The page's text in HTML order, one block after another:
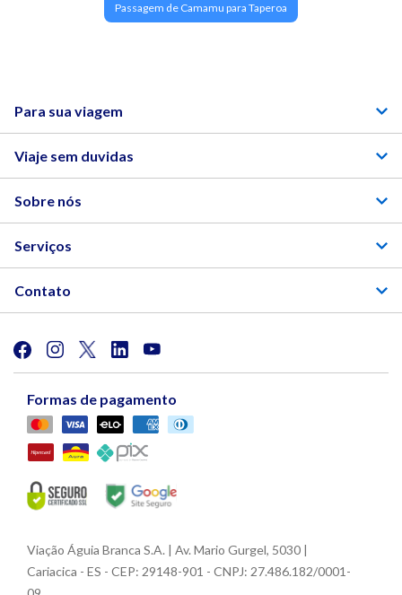
Passagem de Camamu para Taperoa
Para sua viagem
Viaje sem duvidas
Sobre nós
Serviços
Contato
Formas de pagamento
Viação Águia Branca S.A. | Av. Mario Gurgel, 5030 |
Cariacica - ES - CEP: 29148-901 - CNPJ: 27.486.182/0001-